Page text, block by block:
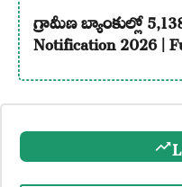
గ్రామీణ బ్యాంకుల్లో
Notification 2026 |